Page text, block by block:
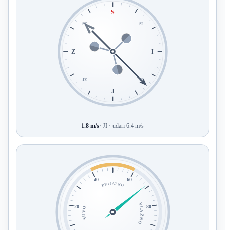
S
I
J
Z
SI
JI
JZ
SZ
1.8 m/s· JI · udari 6.4 m/s
20
40 60
80
SUVO
PRIJATNO
VLAŽNO